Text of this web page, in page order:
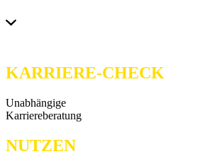
KARRIERE-CHECK
Unabhängige
Karriereberatung
NUTZEN